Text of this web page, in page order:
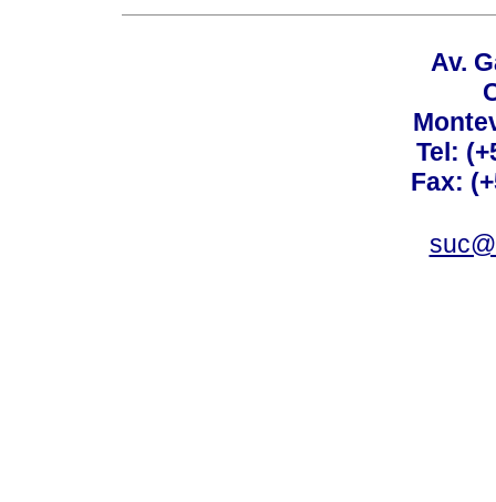
Av.
Tel:
Fax: